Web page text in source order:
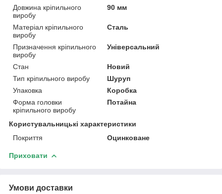
Довжина кріпильного
виробу
90 мм
Матеріал кріпильного
виробу
Сталь
Призначення кріпильного
виробу
Універсальний
Стан
Новий
Тип кріпильного виробу
Шуруп
Упаковка
Коробка
Форма головки
кріпильного виробу
Потайна
Користувальницькі характеристики
Покриття
Оцинковане
Приховати
Умови доставки